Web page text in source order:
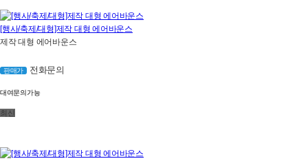
[행사/축제/대형]제작 대형 에어바운스
제작 대형 에어바운스
판매가 전화문의
대여문의가능
최신